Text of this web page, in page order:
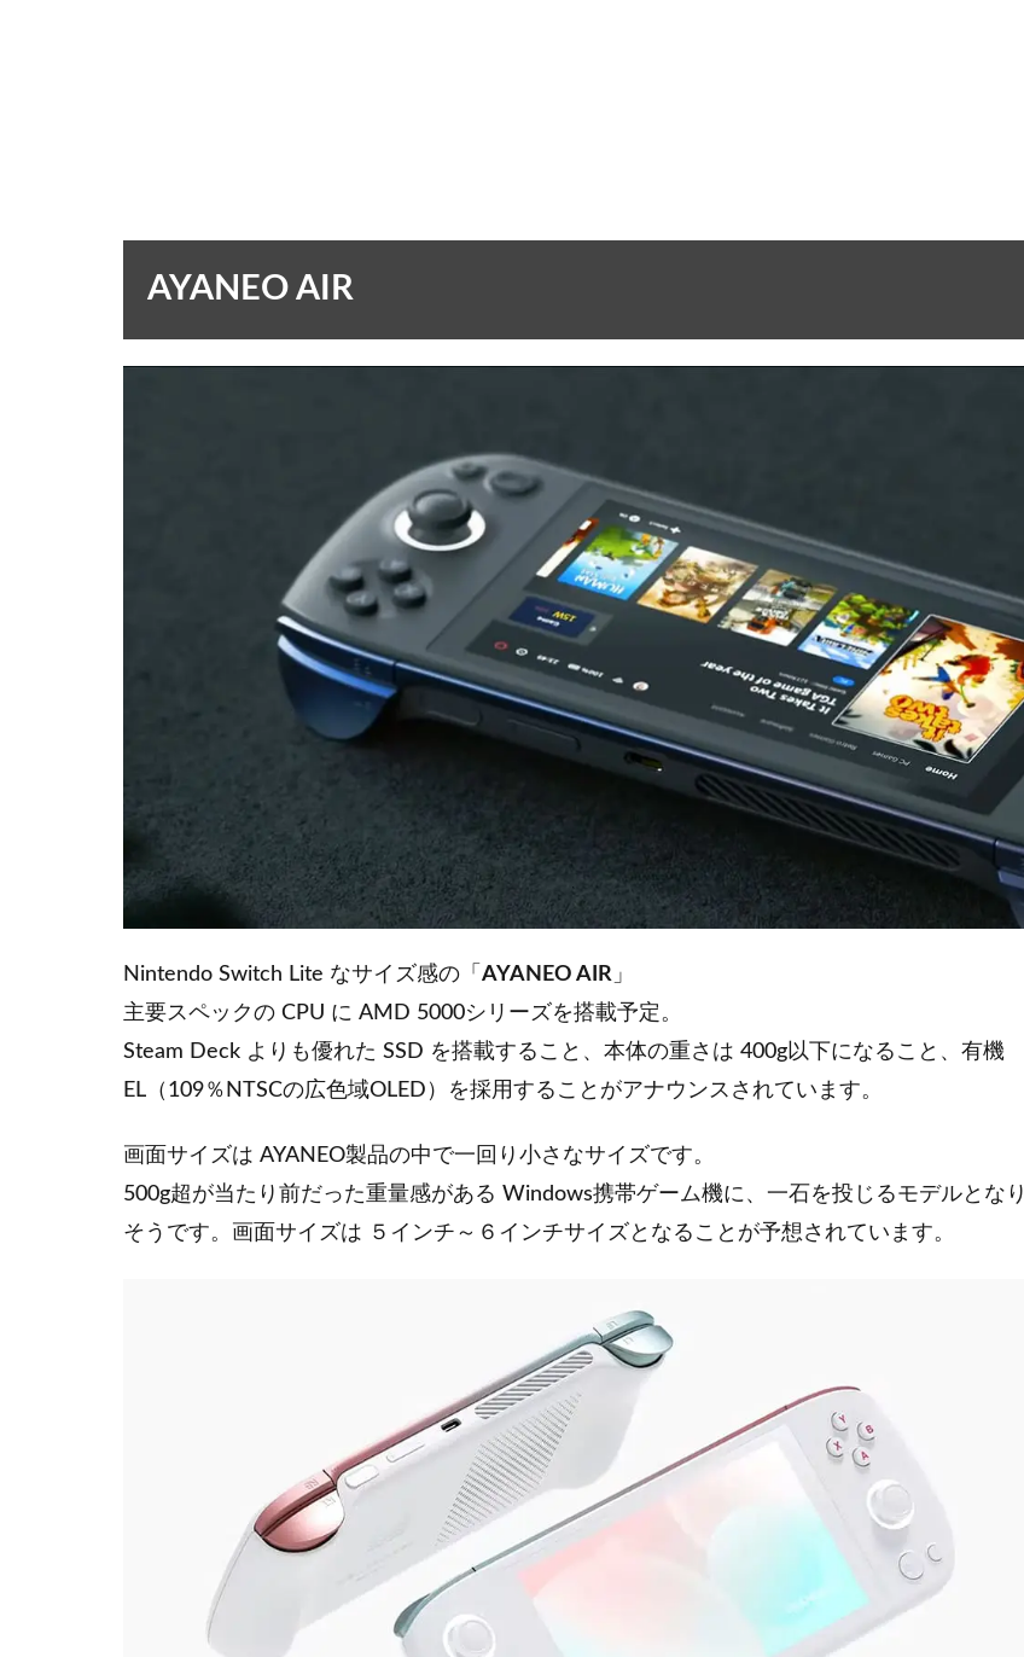
AYANEO AIR
Nintendo Switch Lite なサイズ感の「 AYANEO AIR 」
主要スペックの CPU に AMD 5000シリーズを搭載予定。
Steam Deck よりも優れた SSD を搭載すること、本体の重さは 400g以下になること、有機
EL（109％NTSCの広色域OLED）を採用することがアナウンスされています。
画面サイズは AYANEO製品の中で一回り小さなサイズです。
500g超が当たり前だった重量感がある Windows携帯ゲーム機に、一石を投じるモデルとなり
そうです。画面サイズは ５インチ～６インチサイズとなることが予想されています。